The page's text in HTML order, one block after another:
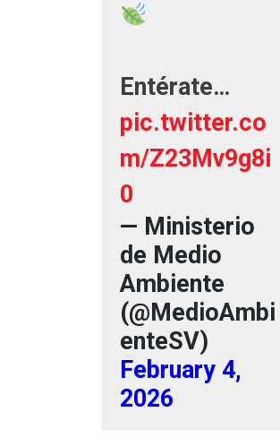
Entérate…
pic.twitter.co
m/Z23Mv9g8i
0
— Ministerio
de Medio
Ambiente
(@MedioAmbi
enteSV)
February 4,
2026